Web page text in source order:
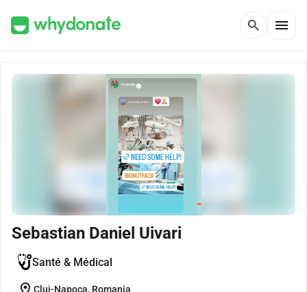
search menu
Sebastian Daniel Uivari
Santé & Médical
Cluj-Napoca, Romania